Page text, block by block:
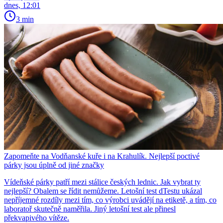
dnes, 12:01
3 min
Zapomeňte na Vodňanské kuře i na Krahulík. Nejlepší poctivé
párky jsou úplně od jiné značky
Vídeňské párky patří mezi stálice českých lednic. Jak vybrat ty
nejlepší? Obalem se řídit nemůžeme. Letošní test dTestu ukázal
nepříjemné rozdíly mezi tím, co výrobci uvádějí na etiketě, a tím, co
laboratoř skutečně naměřila. Jiný letošní test ale přinesl
překvapivého vítěze.